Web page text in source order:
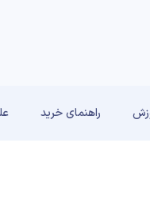
راهنمای خرید